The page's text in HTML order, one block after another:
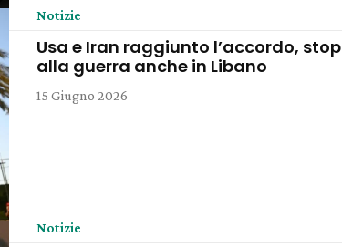
Notizie
Usa e Iran raggiunto l’accordo, stop
alla guerra anche in Libano
15 Giugno 2026
Notizie